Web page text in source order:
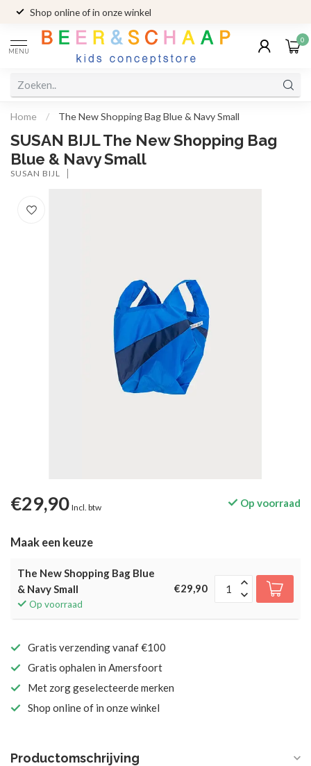
Shop online of in onze winkel
MENU
0
Home / The New Shopping Bag Blue & Navy Small
SUSAN BIJL The New Shopping Bag
Blue & Navy Small
SUSAN BIJL
€29,90 Incl. btw Op voorraad
Maak een keuze
The New Shopping Bag Blue
& Navy Small
Op voorraad
€29,90
Gratis verzending vanaf €100
Gratis ophalen in Amersfoort
Met zorg geselecteerde merken
Shop online of in onze winkel
Productomschrijving